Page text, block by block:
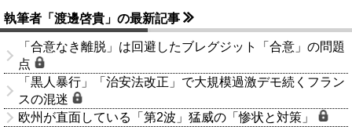
執筆者「渡邊啓貴」の最新記事
「合意なき離脱」は回避したブレグジット「合意」の問題
点
「黒人暴行」「治安法改正」で大規模過激デモ続くフラン
スの混迷
欧州が直面している「第2波」猛威の「惨状と対策」